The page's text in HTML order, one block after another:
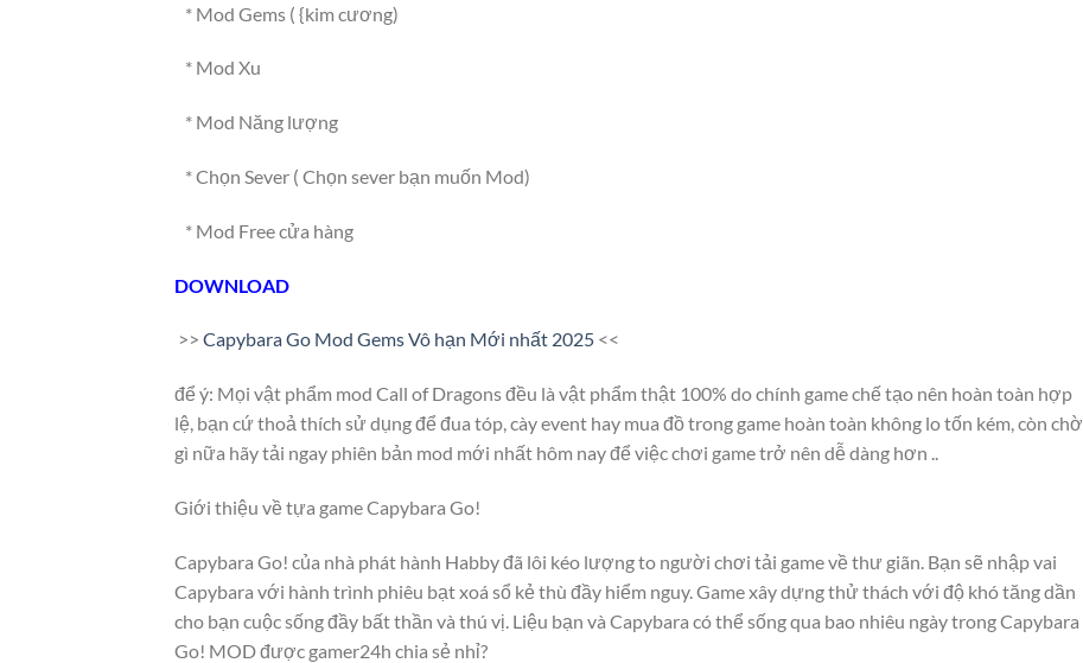
* Mod Gems ( {kim cương)
* Mod Xu
* Mod Năng lượng
* Chọn Sever ( Chọn sever bạn muốn Mod)
* Mod Free cửa hàng
DOWNLOAD
>> Capybara Go Mod Gems Vô hạn Mới nhất 2025 <<
để ý: Mọi vật phẩm mod Call of Dragons đều là vật phẩm thật 100% do chính game chế tạo nên hoàn toàn hợp
lệ, bạn cứ thoả thích sử dụng để đua tóp, cày event hay mua đồ trong game hoàn toàn không lo tốn kém, còn chờ
gì nữa hãy tải ngay phiên bản mod mới nhất hôm nay để việc chơi game trở nên dễ dàng hơn ..
Giới thiệu về tựa game Capybara Go!
Capybara Go! của nhà phát hành Habby đã lôi kéo lượng to người chơi tải game về thư giãn. Bạn sẽ nhập vai
Capybara với hành trình phiêu bạt xoá sổ kẻ thù đầy hiểm nguy. Game xây dựng thử thách với độ khó tăng dần
cho bạn cuộc sống đầy bất thần và thú vị. Liệu bạn và Capybara có thể sống qua bao nhiêu ngày trong Capybara
Go! MOD được gamer24h chia sẻ nhỉ?